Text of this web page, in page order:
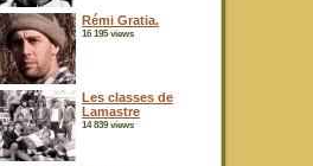
Rémi Gratia.
16 195 views
Les classes de
Lamastre
14 839 views